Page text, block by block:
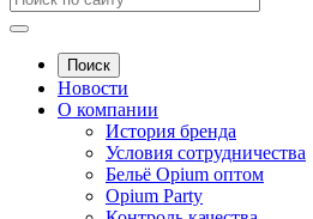
Поиск
Новости
О компании
История бренда
Условия сотрудничества
Бельё Opium оптом
Opium Party